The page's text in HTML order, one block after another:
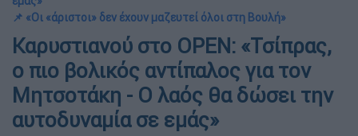
📌 «Οι «άριστοι» δεν έχουν μαζευτεί όλοι στη Βουλή»
Καρυστιανού στο OPEN: «Τσίπρας,
ο πιο βολικός αντίπαλος για τον
Μητσοτάκη - Ο λαός θα δώσει την
αυτοδυναμία σε εμάς»